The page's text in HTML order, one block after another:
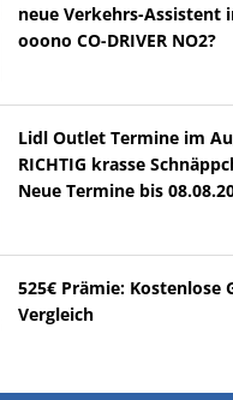
neue Verkehrs-Assistent
ooono CO-DRIVER NO2?
Lidl Outlet Termine im
RICHTIG krasse
Neue Termine bis
525€ Prämie: Kostenlose
Vergleich